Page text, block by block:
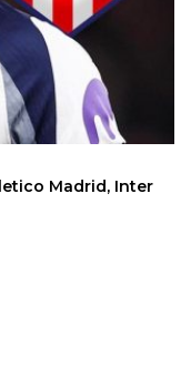
Madrid, Inter